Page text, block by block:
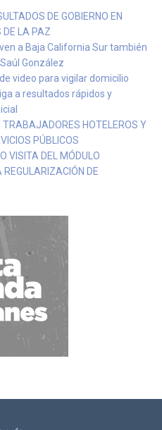
DE GOBIERNO EN
DE LA PAZ
a Baja California Sur también
González
video para vigilar domicilio
a resultados rápidos y
TRABAJADORES HOTELEROS Y
PÚBLICOS
VISITA DEL MÓDULO
DE